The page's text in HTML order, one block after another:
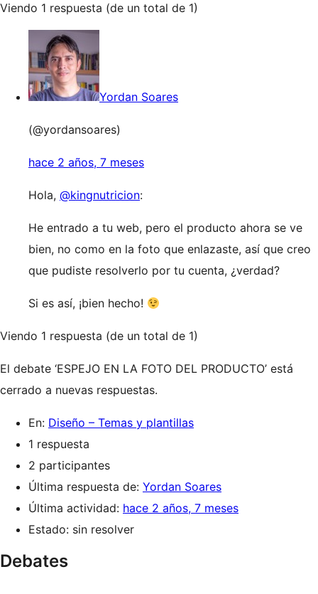
Viendo 1 respuesta (de un total de 1)
Yordan Soares
(@yordansoares)
hace 2 años, 7 meses
Hola, @kingnutricion:
He entrado a tu web, pero el producto ahora se ve
bien, no como en la foto que enlazaste, así que creo
que pudiste resolverlo por tu cuenta, ¿verdad?
Si es así, ¡bien hecho!
Viendo 1 respuesta (de un total de 1)
El debate ‘ESPEJO EN LA FOTO DEL PRODUCTO’ está
cerrado a nuevas respuestas.
En: Diseño – Temas y plantillas
1 respuesta
2 participantes
Última respuesta de: Yordan Soares
Última actividad: hace 2 años, 7 meses
Estado: sin resolver
Debates